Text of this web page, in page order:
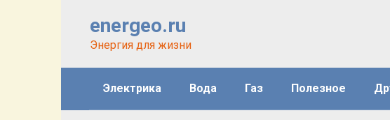
energeo.ru
Энергия для жизни
Электрика Вода Газ Полезное